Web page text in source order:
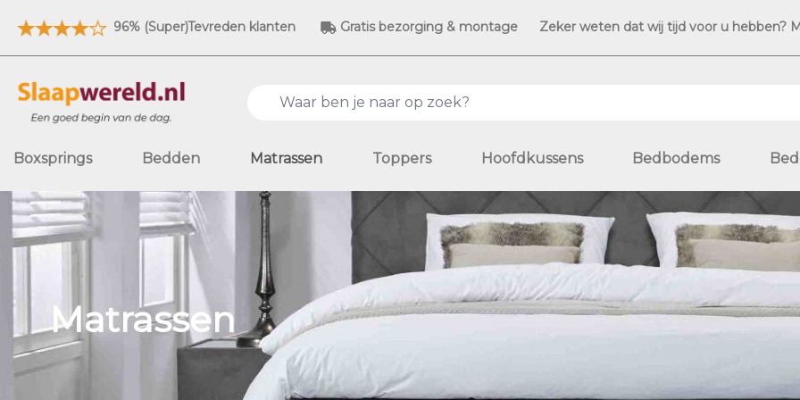
96% (Super)Tevreden klanten Gratis bezorging & montage Zeker weten dat wij tijd voor u hebben?
Boxsprings Bedden Matrassen Toppers Hoofdkussens Bedbodems
Matrassen